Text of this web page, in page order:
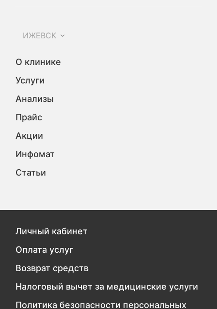
ИЖЕВСК
О клинике
Услуги
Анализы
Прайс
Акции
Инфомат
Статьи
Личный кабинет
Оплата услуг
Возврат средств
Налоговый вычет за медицинские услуги
Политика безопасности персональных